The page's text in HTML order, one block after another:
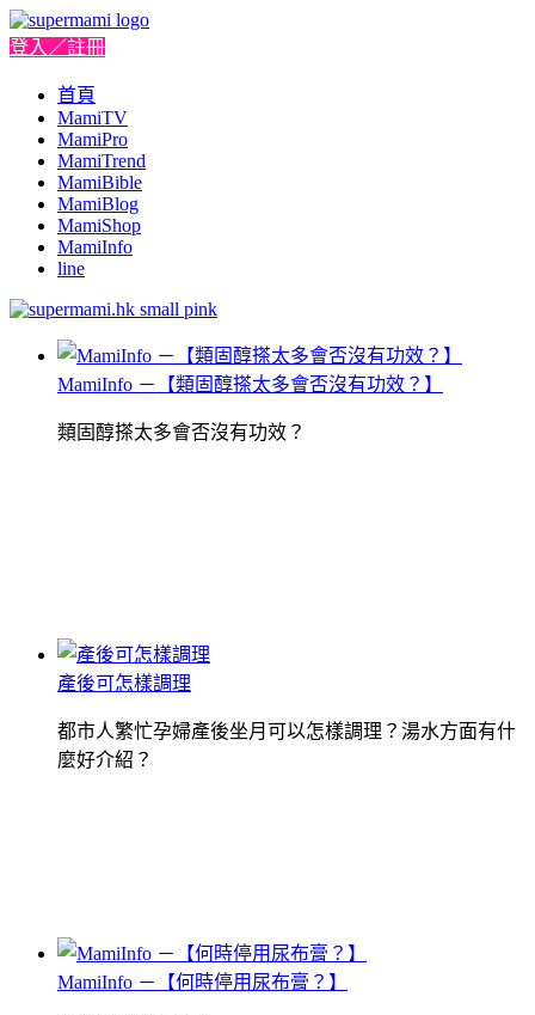
登入／註冊
首頁
MamiTV
MamiPro
MamiTrend
MamiBible
MamiBlog
MamiShop
MamiInfo
line
MamiInfo －【類固醇搽太多會否沒有功效？】
類固醇搽太多會否沒有功效？
產後可怎樣調理
都市人繁忙孕婦產後坐月可以怎樣調理？湯水方面有什
麼好介紹？
MamiInfo －【何時停用尿布膏？】